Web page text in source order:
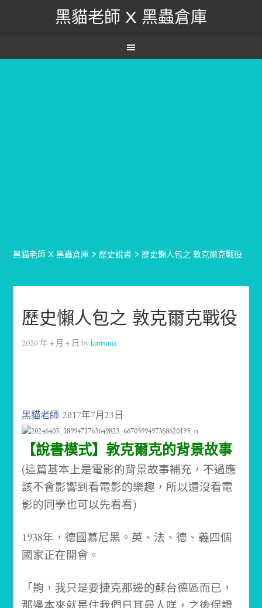
黑貓老師 X 黑蟲倉庫
黑貓老師 X 黑蟲倉庫 > 歷史說書 > 歷史懶人包之 敦克爾克戰役
歷史懶人包之 敦克爾克戰役
2026 年 4 月 4 日 bykurtsunx
黑貓老師 2017年7月23日
【說書模式】敦克爾克的背景故事
(這篇基本上是電影的背景故事補充，不過應
該不會影響到看電影的樂趣，所以還沒看電
影的同學也可以先看看)
1938年，德國慕尼黑。英、法、德、義四個
國家正在開會。
「齁，我只是要捷克那邊的蘇台德區而已，